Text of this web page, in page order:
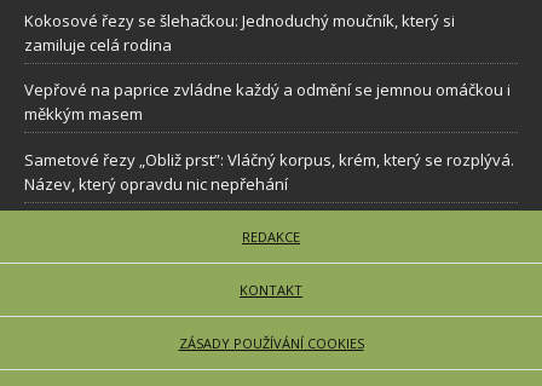
Kokosové řezy se šlehačkou: Jednoduchý moučník, který si
zamiluje celá rodina
Vepřové na paprice zvládne každý a odmění se jemnou omáčkou i
měkkým masem
Sametové řezy „Obliž prst”: Vláčný korpus, krém, který se rozplývá.
Název, který opravdu nic nepřehání
REDAKCE
KONTAKT
ZÁSADY POUŽÍVÁNÍ COOKIES